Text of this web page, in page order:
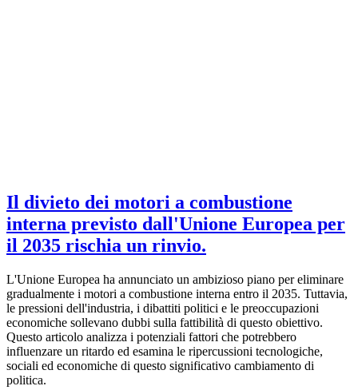
Il divieto dei motori a combustione
interna previsto dall'Unione Europea per
il 2035 rischia un rinvio.
L'Unione Europea ha annunciato un ambizioso piano per eliminare
gradualmente i motori a combustione interna entro il 2035. Tuttavia,
le pressioni dell'industria, i dibattiti politici e le preoccupazioni
economiche sollevano dubbi sulla fattibilità di questo obiettivo.
Questo articolo analizza i potenziali fattori che potrebbero
influenzare un ritardo ed esamina le ripercussioni tecnologiche,
sociali ed economiche di questo significativo cambiamento di
politica.